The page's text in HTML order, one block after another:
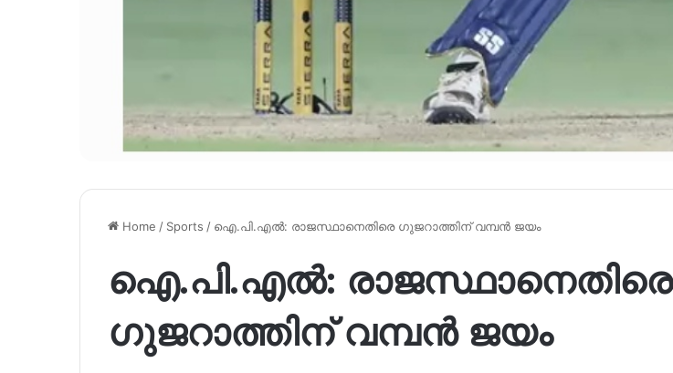
Home / Sports / ഐ.പി.എൽ: രാജസ്ഥാനെതിരെ ഗുജറാത്തിന് വമ്പൻ ജയം
ഐ.പി.എൽ: രാജസ്ഥാനെതിരെ
ഗുജറാത്തിന് വമ്പൻ ജയം